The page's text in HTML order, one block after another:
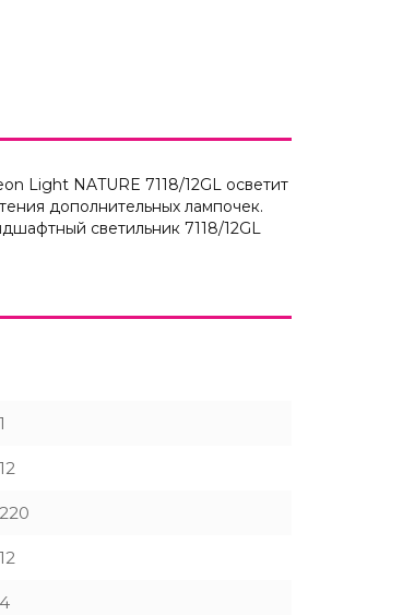
Light NATURE 7118/12GL осветит
дополнительных лампочек.
светильник 7118/12GL
1
12
220
12
4